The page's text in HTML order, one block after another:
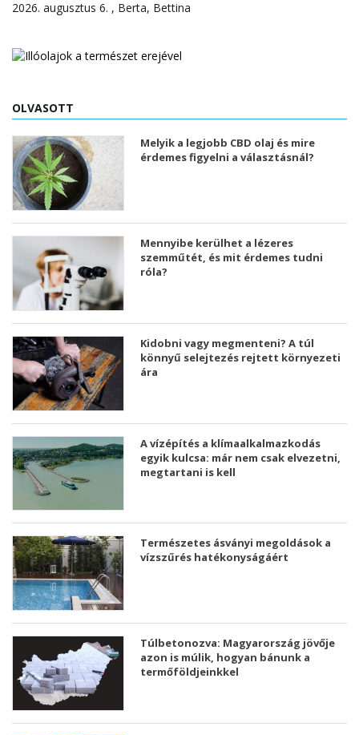
2026. augusztus 6. , Berta, Bettina
OLVASOTT
Melyik a legjobb CBD olaj és mire
érdemes figyelni a választásnál?
Mennyibe kerülhet a lézeres
szemműtét, és mit érdemes tudni
róla?
Kidobni vagy megmenteni? A túl
könnyű selejtezés rejtett környezeti
ára
A vízépítés a klímaalkalmazkodás
egyik kulcsa: már nem csak elvezetni,
megtartani is kell
Természetes ásványi megoldások a
vízszűrés hatékonyságáért
Túlbetonozva: Magyarország jövője
azon is múlik, hogyan bánunk a
termőföldjeinkkel